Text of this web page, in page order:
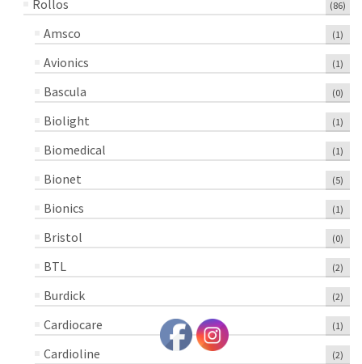
Rollos (86)
Amsco (1)
Avionics (1)
Bascula (0)
Biolight (1)
Biomedical (1)
Bionet (5)
Bionics (1)
Bristol (0)
BTL (2)
Burdick (2)
Cardiocare (1)
Cardioline (2)